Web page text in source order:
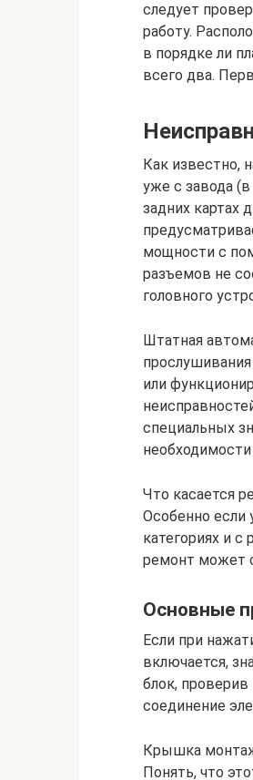
следует
работу.
в порядке ли
всего два.
Как известно,
уже с завода
задних картах
мощности с
разъемов не
головного
Штатная
или
специальных
Что касается
Особенно если
категориях и
ремонт может
Основные
Если при
включается,
блок, проверив
соединение
Крышка
Понять, что